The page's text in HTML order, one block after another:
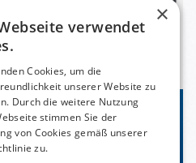
& Möbel
×
verwendet
Cookies, um die
unserer Website zu
Durch die weitere Nutzung
stimmen Sie der
von Cookies gemäß unserer
zu.